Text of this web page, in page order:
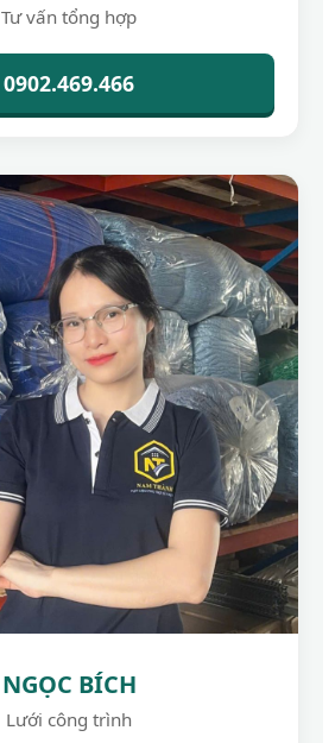
Tư vấn tổng hợp
0902.469.466
NGỌC BÍCH
Lưới công trình